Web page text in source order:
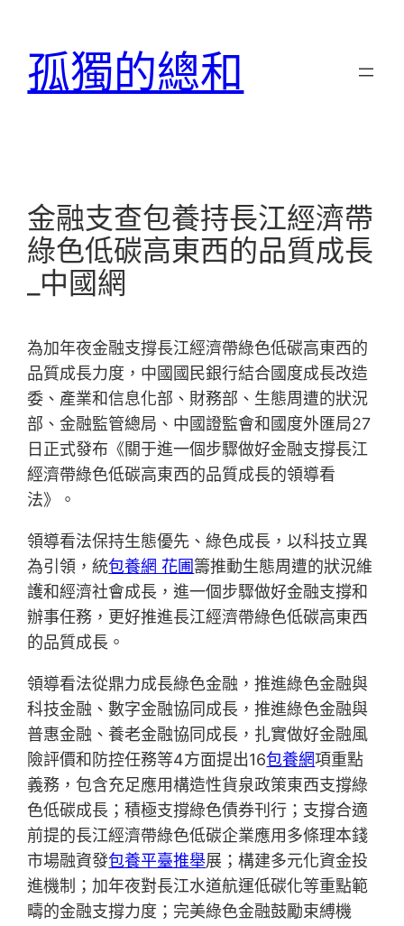
孤獨的總和
金融支查包養持長江經濟帶
綠色低碳高東西的品質成長
_中國網
為加年夜金融支撐長江經濟帶綠色低碳高東西的
品質成長力度，中國國民銀行結合國度成長改造
委、產業和信息化部、財務部、生態周遭的狀況
部、金融監管總局、中國證監會和國度外匯局27
日正式發布《關于進一個步驟做好金融支撐長江
經濟帶綠色低碳高東西的品質成長的領導看
法》。
領導看法保持生態優先、綠色成長，以科技立異
為引領，統包養網 花圃籌推動生態周遭的狀況維
護和經濟社會成長，進一個步驟做好金融支撐和
辦事任務，更好推進長江經濟帶綠色低碳高東西
的品質成長。
領導看法從鼎力成長綠色金融，推進綠色金融與
科技金融、數字金融協同成長，推進綠色金融與
普惠金融、養老金融協同成長，扎實做好金融風
險評價和防控任務等4方面提出16包養網項重點
義務，包含充足應用構造性貨泉政策東西支撐綠
色低碳成長；積極支撐綠色債券刊行；支撐合適
前提的長江經濟帶綠色低碳企業應用多條理本錢
市場融資發包養平臺推舉展；構建多元化資金投
進機制；加年夜對長江水道航運低碳化等重點範
疇的金融支撐力度；完美綠色金融鼓勵束縛機